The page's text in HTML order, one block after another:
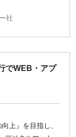
社
でWEB・アプ
上』を目指し、